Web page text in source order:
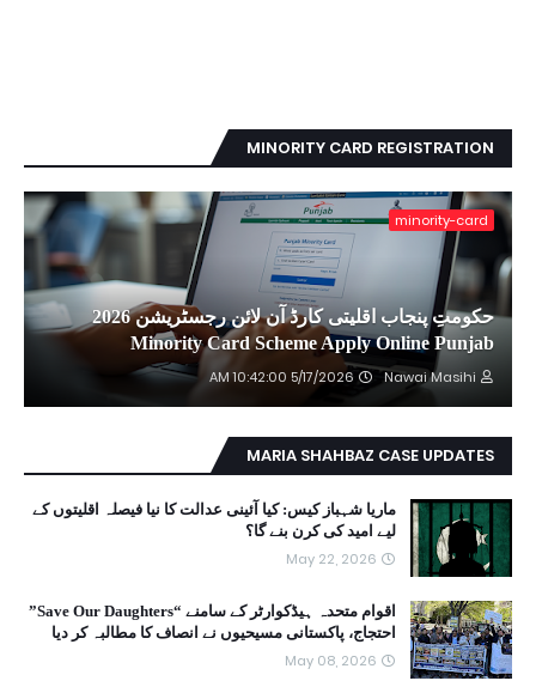
MINORITY CARD REGISTRATION
minority-card
حکومتِ پنجاب اقلیتی کارڈ آن لائن رجسٹریشن 2026
Minority Card Scheme Apply Online Punjab
Nawai Masihi
5/17/2026 10:42:00 AM
MARIA SHAHBAZ CASE UPDATES
ماریا شہباز کیس: کیا آئینی عدالت کا نیا فیصلہ اقلیتوں کے
لیے امید کی کرن بنے گا؟
May 22, 2026
اقوام متحدہ ہیڈکوارٹر کے سامنے “Save Our Daughters”
احتجاج، پاکستانی مسیحیوں نے انصاف کا مطالبہ کر دیا
May 08, 2026